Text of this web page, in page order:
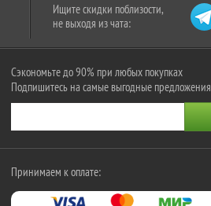
Ищите скидки поблизости,
не выходя из чата:
Сэкономьте до 90% при любых покупках
Подпишитесь на самые выгодные предложения
Принимаем к оплате: